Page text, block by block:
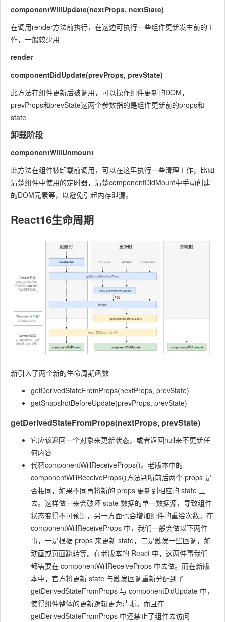
componentWillUpdate(nextProps, nextState)
在调用render方法前执行，在这边可执行一些组件更新发生前的工
作，一般较少用
render
componentDidUpdate(prevProps, prevState)
此方法在组件更新后被调用，可以操作组件更新的DOM，
prevProps和prevState这两个参数指的是组件更新前的props和
state
卸载阶段
componentWillUnmount
此方法在组件被卸载前调用，可以在这里执行一些清理工作，比如
清楚组件中使用的定时器，清楚componentDidMount中手动创建
的DOM元素等，以避免引起内存泄漏。
React16生命周期
新引入了两个新的生命周期函数
getDerivedStateFromProps(nextProps, prevState)
getSnapshotBeforeUpdate(prevProps, prevState)
getDerivedStateFromProps(nextProps, prevState)
它应该返回一个对象来更新状态，或者返回null来不更新任
何内容
代替componentWillReceiveProps()。老版本中的
componentWillReceiveProps()方法判断前后两个 props 是
否相同，如果不同再将新的 props 更新到相应的 state 上
去。这样做一来会破坏 state 数据的单一数据源，导致组件
状态变得不可预测，另一方面也会增加组件的重绘次数。在
componentWillReceiveProps 中，我们一般会做以下两件
事，一是根据 props 来更新 state，二是触发一些回调，如
动画或页面跳转等。在老版本的 React 中，这两件事我们
都需要在 componentWillReceiveProps 中去做。而在新版
本中，官方将更新 state 与触发回调重新分配到了
getDerivedStateFromProps 与 componentDidUpdate 中，
使得组件整体的更新逻辑更为清晰。而且在
getDerivedStateFromProps 中还禁止了组件去访问